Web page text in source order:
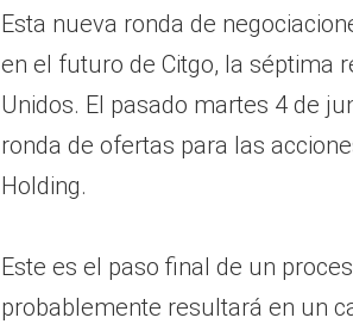
Esta nueva ronda de
en el futuro de Citgo, la séptima
Unidos. El pasado martes 4 de
ronda de ofertas para las
Holding.
Este es el paso final de un
probablemente resultará en un